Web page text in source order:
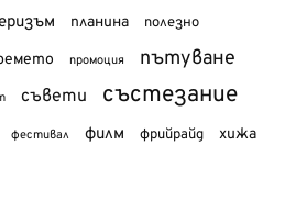
планина полезно
промоция пътуване
съвети състезание
фестивал филм фрийрайд хижа